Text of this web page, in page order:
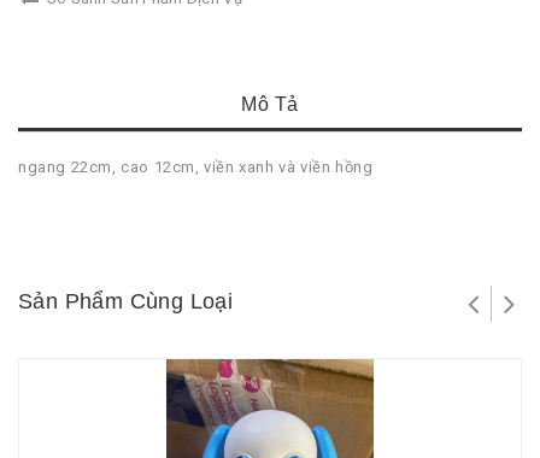
Mô Tả
ngang 22cm, cao 12cm, viền xanh và viền hồng
Sản Phẩm Cùng Loại